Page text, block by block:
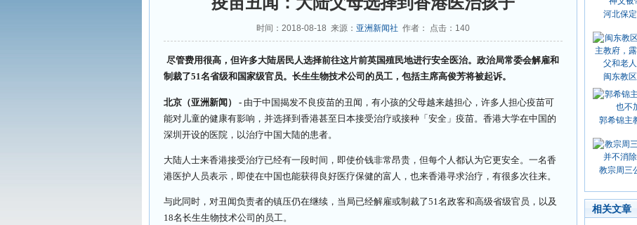
时间：2018-08-18 来源： 亚洲新闻社 作者： 点击： 140
尽管费用很高，但许多大陆居民人选择前往这片前英国殖民地进行安全医治。政治局常委会解雇和
制裁了51名省级和国家级官员。长生生物技术公司的员工，包括主席高俊芳将被起诉。
北京（亚洲新闻） - 由于中国揭发不良疫苗的丑闻，有小孩的父母越来越担心，许多人担心疫苗可
能对儿童的健康有影响，并选择到香港甚至日本接受治疗或接种「安全」疫苗。香港大学在中国的
深圳开设的医院，以治疗中国大陆的患者。
大陆人士来香港接受治疗已经有一段时间，即使价钱非常昂贵，但每个人都认为它更安全。一名香
港医护人员表示，即使在中国也能获得良好医疗保健的富人，也来香港寻求治疗，有很多次往来。
与此同时，对丑闻负责者的镇压仍在继续，当局已经解雇或制裁了51名政客和高级省级官员，以及
18名长生生物技术公司的员工。
河北保
闽东教
郭希锦主
教宗周三
相关文章